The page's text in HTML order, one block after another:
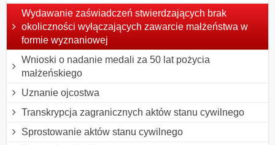
Wydawanie zaświadczeń stwierdzających brak
okoliczności wyłączających zawarcie małżeństwa w
formie wyznaniowej
Wnioski o nadanie medali za 50 lat pożycia
małżeńskiego
Uznanie ojcostwa
Transkrypcja zagranicznych aktów stanu cywilnego
Sprostowanie aktów stanu cywilnego